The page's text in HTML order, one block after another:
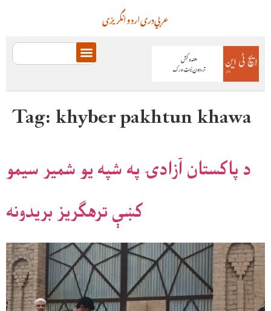
انگریزیاردودریعربي
Tag:khyber pakhtun khawa
د پاکستان آزادۍ په شپه یو شمیر سیمو
کښې ترهګریز بریدونه